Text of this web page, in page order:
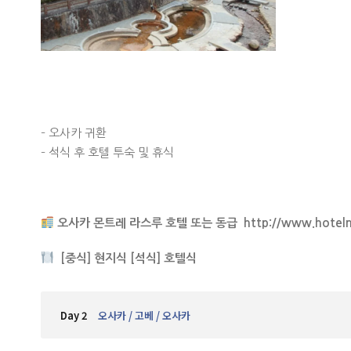
– 오사카 귀환
– 석식 후 호텔 투숙 및 휴식
오사카 몬트레 라스루 호텔 또는 동급 http://
[중식] 현지식 [석식] 호텔식
Day 2 오사카 / 고베 / 오사카